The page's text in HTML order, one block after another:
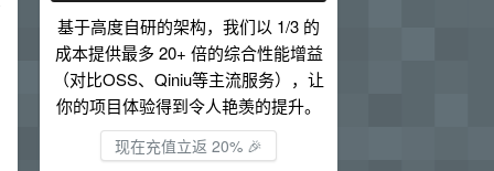
基于高度自研的架构，我们以 1/3 的
成本提供最多 20+ 倍的综合性能增益
（对比OSS、Qiniu等主流服务），让
你的项目体验得到令人艳羡的提升。
现在充值立返 20% 🎉